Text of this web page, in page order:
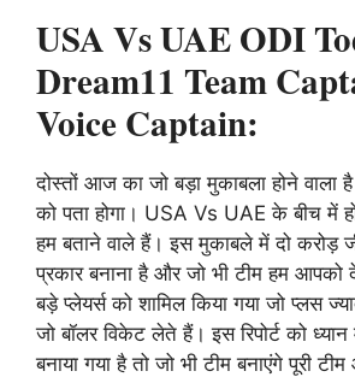
USA Vs UAE ODI
Dream11 Team
Voice Captain:
दोस्तों आज का जो बड़ा मुकाबला होने वाला
को पता होगा। USA Vs UAE के बीच में
हम बताने वाले हैं। इस मुकाबले में दो करोड़
प्रकार बनाना है और जो भी टीम हम
बड़े प्लेयर्स को शामिल किया गया जो प्लस
जो बॉलर विकेट लेते हैं। इस रिपोर्ट को
बनाया गया है तो जो भी टीम बनाएंगे पूरी